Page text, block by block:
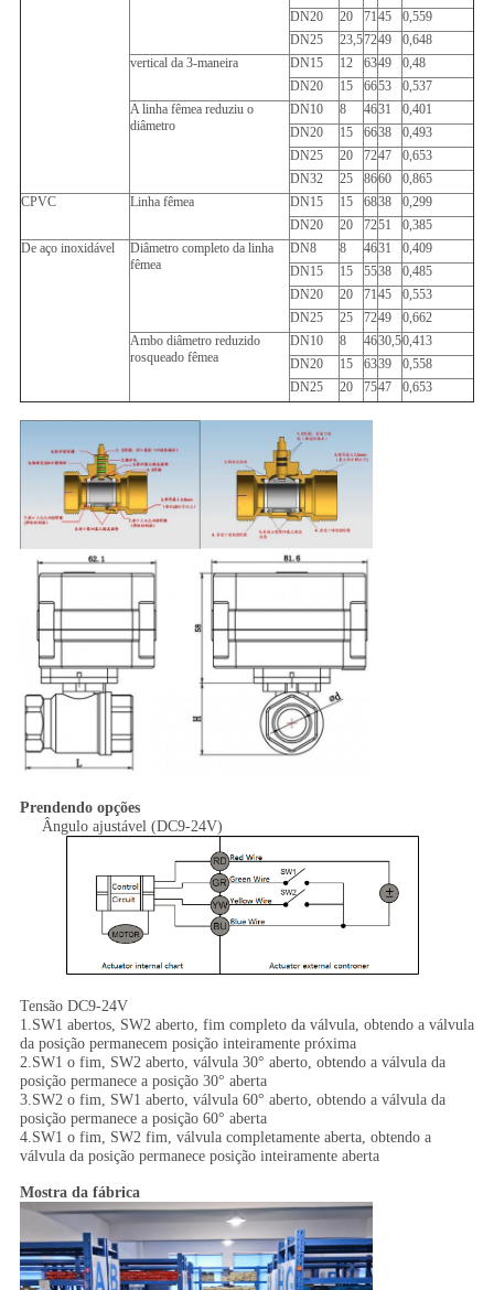
DN20
20 7145
0,559
DN25
23,57249
0,648
vertical da 3-maneira
DN15 12 6349
0,48
DN20
15 6653
0,537
A linha fêmea reduziu o
diâmetro
DN10 8 4631
0,401
DN20
15 6638
0,493
DN25
20 7247
0,653
DN32
25 8660
0,865
CPVC
Linha fêmea DN15 15 6838
0,299
DN20
20 7251
0,385
De aço inoxidável
Diâmetro completo da linha
fêmea
DN8 8 4631
0,409
DN15
15 5538
0,485
DN20
20 7145
0,553
DN25
25 7249
0,662
Ambo diâmetro reduzido
rosqueado fêmea
DN10 8 4630,50,413
DN20
15 6339
0,558
DN25
20 7547 0,653
Prendendo opções
Ângulo ajustável (DC9-24V)
Tensão DC9-24V
1.SW1 abertos, SW2 aberto, fim completo da válvula, obtendo a válvula
da posição permanecem posição inteiramente próxima
2.SW1 o fim, SW2 aberto, válvula 30° aberto, obtendo a válvula da
posição permanece a posição 30° aberta
3.SW2 o fim, SW1 aberto, válvula 60° aberto, obtendo a válvula da
posição permanece a posição 60° aberta
4.SW1 o fim, SW2 fim, válvula completamente aberta, obtendo a
válvula da posição permanece posição inteiramente aberta
Mostra da fábrica